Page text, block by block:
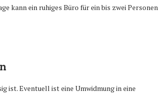
kann ein ruhiges Büro für ein bis zwei Personen
ist. Eventuell ist eine Umwidmung in eine